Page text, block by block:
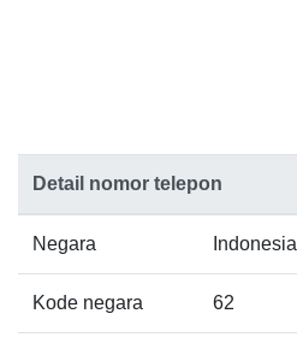
Detail nomor telepon
Negara Indonesia
Kode negara 62